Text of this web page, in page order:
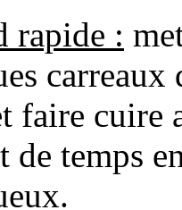
rapide :
faire cuire
de temps